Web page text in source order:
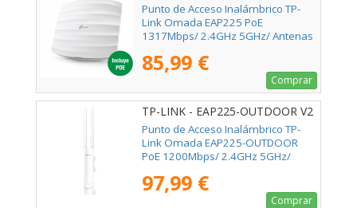
Punto de Acceso Inalámbrico TP-
Link Omada EAP225 PoE
1317Mbps/ 2.4GHz 5GHz/ Antenas
85,99 €
Comprar
TP-LINK - EAP225-OUTDOOR V2
Punto de Acceso Inalámbrico TP-
Link Omada EAP225-OUTDOOR
PoE 1200Mbps/ 2.4GHz 5GHz/
802.11ac/n/b/g/a
97,99 €
Comprar